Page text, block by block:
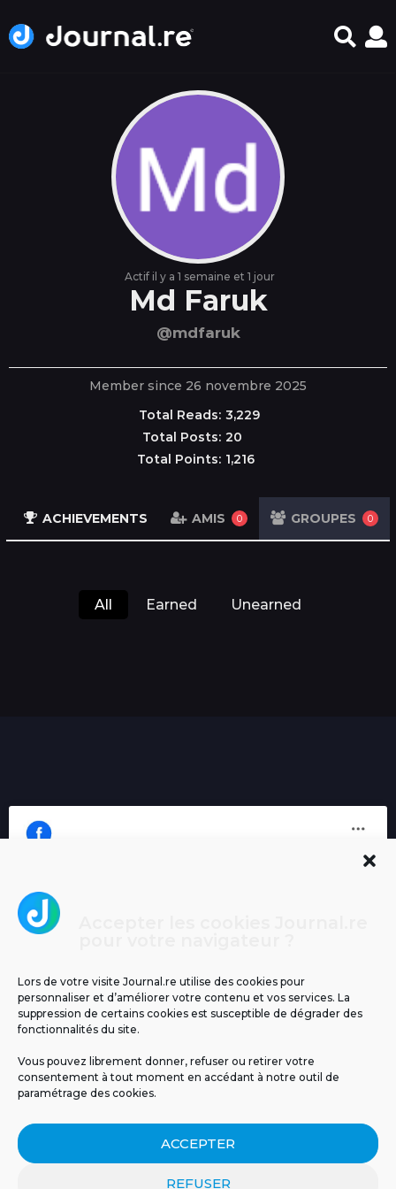
Lors de votre visite Journal.re utilise des cookies pour
personnaliser et d’améliorer votre contenu et vos services. La
suppression de certains cookies est susceptible de dégrader des
fonctionnalités du site.
Vous pouvez librement donner, refuser ou retirer votre
consentement à tout moment en accédant à notre outil de
paramétrage des cookies.
ACCEPTER
REFUSER
Actif il y a 1 semaine et 1 jour
Md Faruk
@mdfaruk
Member since 26 novembre 2025
Total Reads: 3,229
Total Posts: 20
Total Points: 1,216
ACHIEVEMENTS AMIS 0 GROUPES 0
All Earned Unearned
MENTIONS LÉGALES PUBLICITÉ
BLOG
NOS ÉMISSIONS
POLITIQUE DE CONFIDENTIALITÉ
CONTACT